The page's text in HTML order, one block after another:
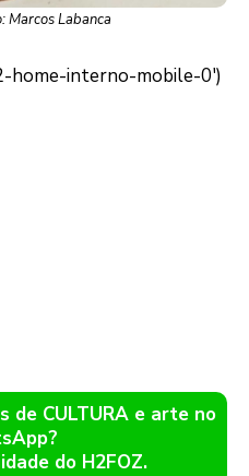
Marcos Labanca
de CULTURA e arte no
do H2FOZ.